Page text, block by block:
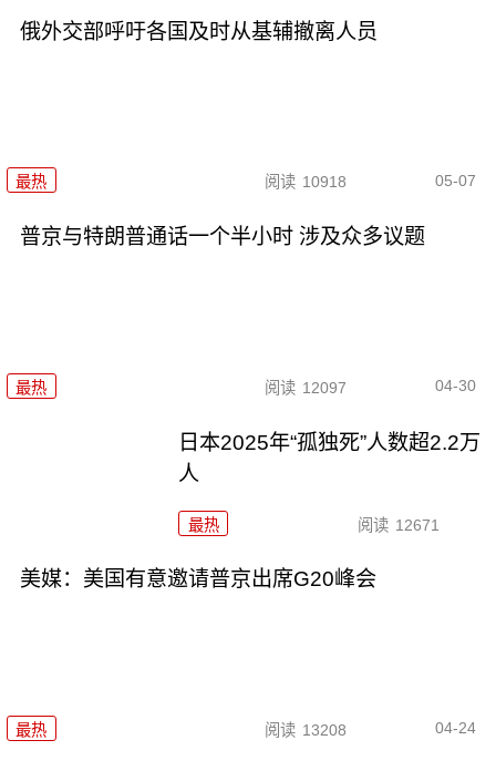
俄外交部呼吁各国及时从基辅撤离人员
最热 阅读 10918 05-07
普京与特朗普通话一个半小时 涉及众多议题
最热 阅读 12097 04-30
日本2025年“孤独死”人数超2.2万
人
最热 阅读 12671
美媒：美国有意邀请普京出席G20峰会
最热 阅读 13208 04-24